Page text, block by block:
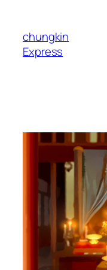
chungkin
Express